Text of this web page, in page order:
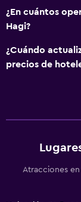
¿En cuántos
Hagi?
¿Cuándo
precios de
Atracciones